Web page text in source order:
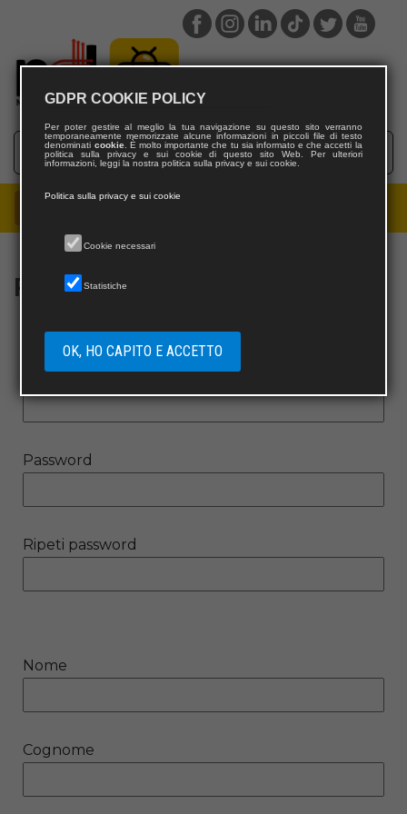
REGISTRAZIONE NUOVO UTENTE
Username
Password
Ripeti password
Nome
Cognome
GDPR COOKIE POLICY
Per poter gestire al meglio la tua navigazione su questo sito verranno
temporaneamente memorizzate alcune informazioni in piccoli file di testo
denominati cookie. È molto importante che tu sia informato e che accetti la
politica sulla privacy e sui cookie di questo sito Web. Per ulteriori
informazioni, leggi la nostra politica sulla privacy e sui cookie.
Politica sulla privacy e sui cookie
Cookie necessari
Statistiche
OK, HO CAPITO E ACCETTO